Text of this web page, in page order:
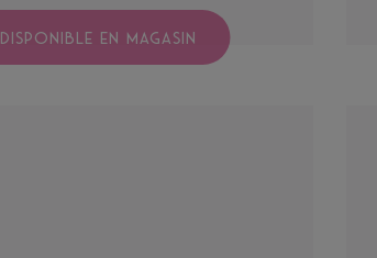
DISPONIBLE EN MAGASIN